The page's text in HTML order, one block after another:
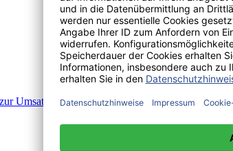
Umsatzprognose an einem Standort